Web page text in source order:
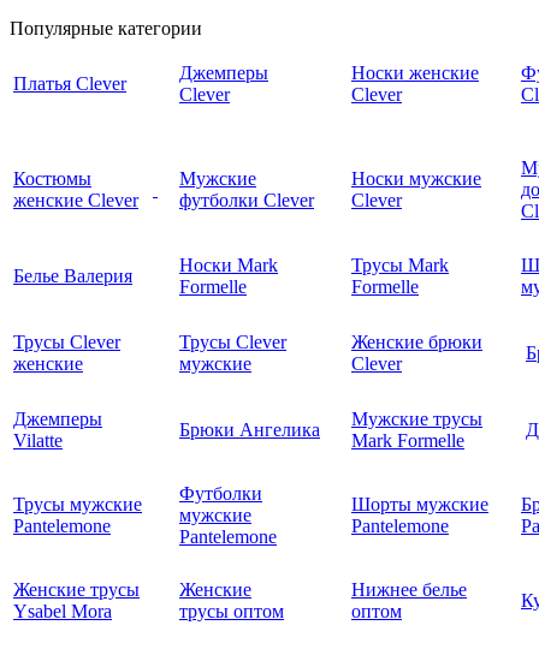
Популярные категории
Платья Clever
Джемперы
Clever
Носки женские
Clever
Костюмы
женские Clever
Мужские
футболки Clever
Носки мужские
Clever
Белье Валерия
Носки Mark
Formelle
Трусы Mark
Formelle
Трусы Clever
женские
Трусы Clever
мужские
Женские брюки
Clever
Джемперы
Vilatte
Брюки Ангелика
Мужские трусы
Mark Formelle
Трусы мужские
Pantelemone
Футболки
мужские
Pantelemone
Шорты мужские
Pantelemone
Женские трусы
Ysabel Mora
Женские
трусы оптом
Нижнее белье
оптом